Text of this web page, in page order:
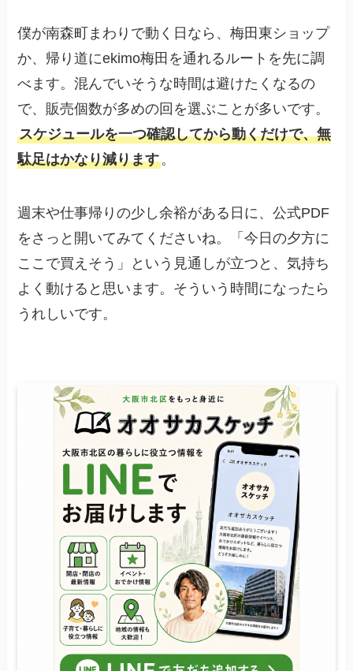
僕が南森町まわりで動く日なら、梅田東ショップ
か、帰り道にekimo梅田を通れるルートを先に調
べます。混んでいそうな時間は避けたくなるの
で、販売個数が多めの回を選ぶことが多いです。
スケジュールを一つ確認してから動くだけで、無
駄足はかなり減ります。
週末や仕事帰りの少し余裕がある日に、公式PDF
をさっと開いてみてくださいね。「今日の夕方に
ここで買えそう」という見通しが立つと、気持ち
よく動けると思います。そういう時間になったら
うれしいです。